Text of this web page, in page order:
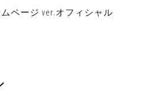
ページ ver.オフィシャル